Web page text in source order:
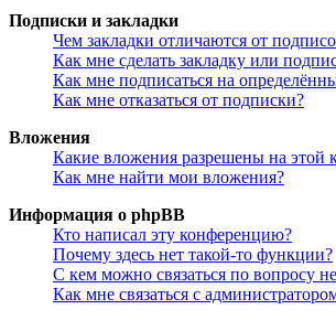
Подписки и закладки
Чем закладки отличаются от
Как мне сделать закладку или
Как мне подписаться на
Как мне отказаться от подписки?
Вложения
Какие вложения разрешены на этой
Как мне найти мои вложения?
Информация о phpBB
Кто написал эту конференцию?
Почему здесь нет такой-то функции?
С кем можно связаться по вопросу
Как мне связаться с